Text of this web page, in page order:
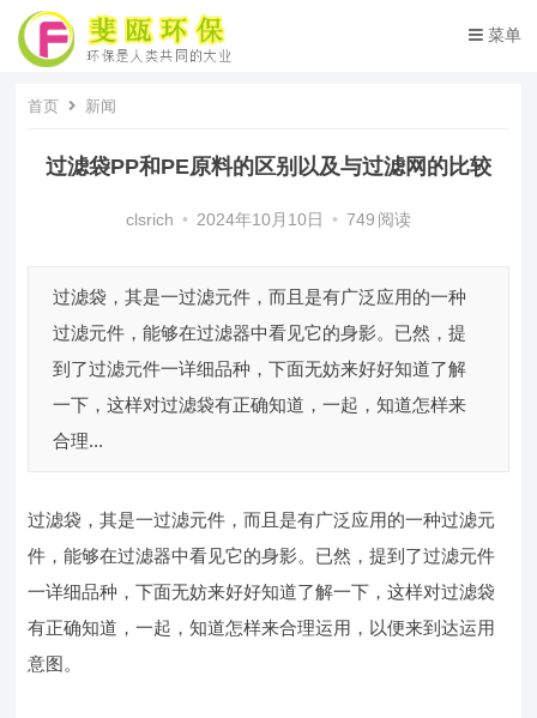
菜单
首页 新闻
过滤袋PP和PE原料的区别以及与过滤网的比较
clsrich • 2024年10月10日 • 749 阅读
过滤袋，其是一过滤元件，而且是有广泛应用的一种
过滤元件，能够在过滤器中看见它的身影。已然，提
到了过滤元件一详细品种，下面无妨来好好知道了解
一下，这样对过滤袋有正确知道，一起，知道怎样来
合理...
过滤袋，其是一过滤元件，而且是有广泛应用的一种过滤元
件，能够在过滤器中看见它的身影。已然，提到了过滤元件
一详细品种，下面无妨来好好知道了解一下，这样对过滤袋
有正确知道，一起，知道怎样来合理运用，以便来到达运用
意图。